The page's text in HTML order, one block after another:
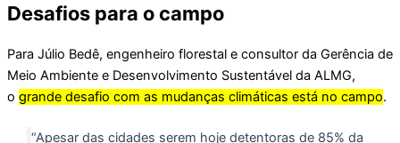
Desafios para o campo
Para Júlio Bedê, engenheiro florestal e consultor da Gerência de
Meio Ambiente e Desenvolvimento Sustentável da ALMG,
o grande desafio com as mudanças climáticas está no campo.
“Apesar das cidades serem hoje detentoras de 85% da